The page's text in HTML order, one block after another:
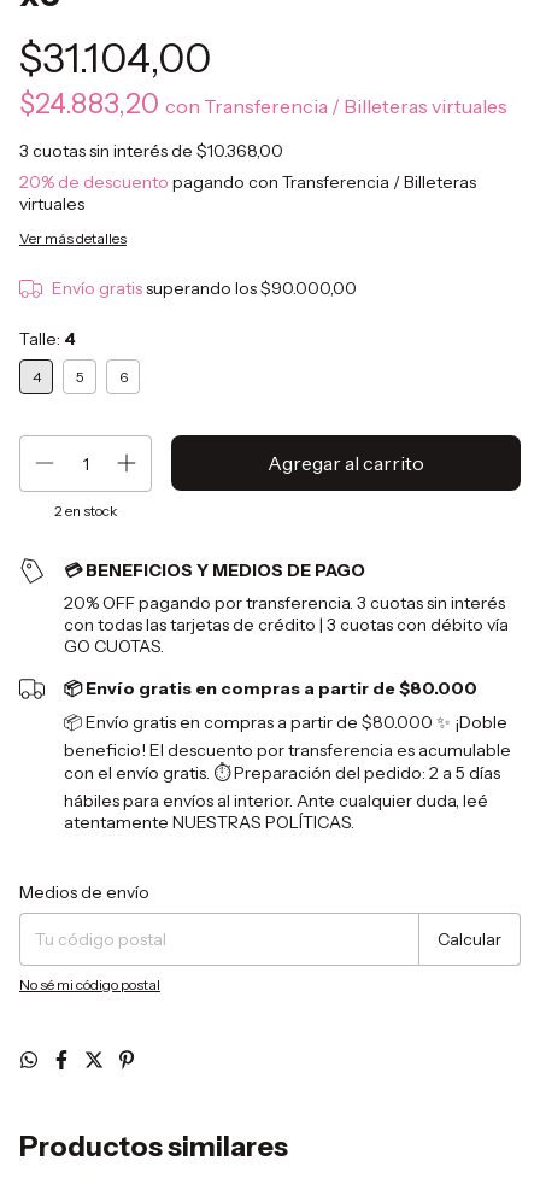
$31.104,00
$24.883,20 con Transferencia / Billeteras virtuales
3 cuotas sin interés de $10.368,00
20% de descuento pagando con Transferencia / Billeteras
virtuales
Ver más detalles
Envío gratissuperando los$90.000,00
Talle: 4
4 5 6
2en stock
💳 BENEFICIOS Y MEDIOS DE PAGO
20% OFF pagando por transferencia. 3 cuotas sin interés
con todas las tarjetas de crédito | 3 cuotas con débito vía
GO CUOTAS.
📦 Envío gratis en compras a partir de $80.000
📦 Envío gratis en compras a partir de $80.000 ✨ ¡Doble
beneficio! El descuento por transferencia es acumulable
con el envío gratis. ⏱️ Preparación del pedido: 2 a 5 días
hábiles para envíos al interior. Ante cualquier duda, leé
atentamente NUESTRAS POLÍTICAS.
Entregas para el CP:
Medios de envío
Calcular
No sé mi código postal
Productos similares